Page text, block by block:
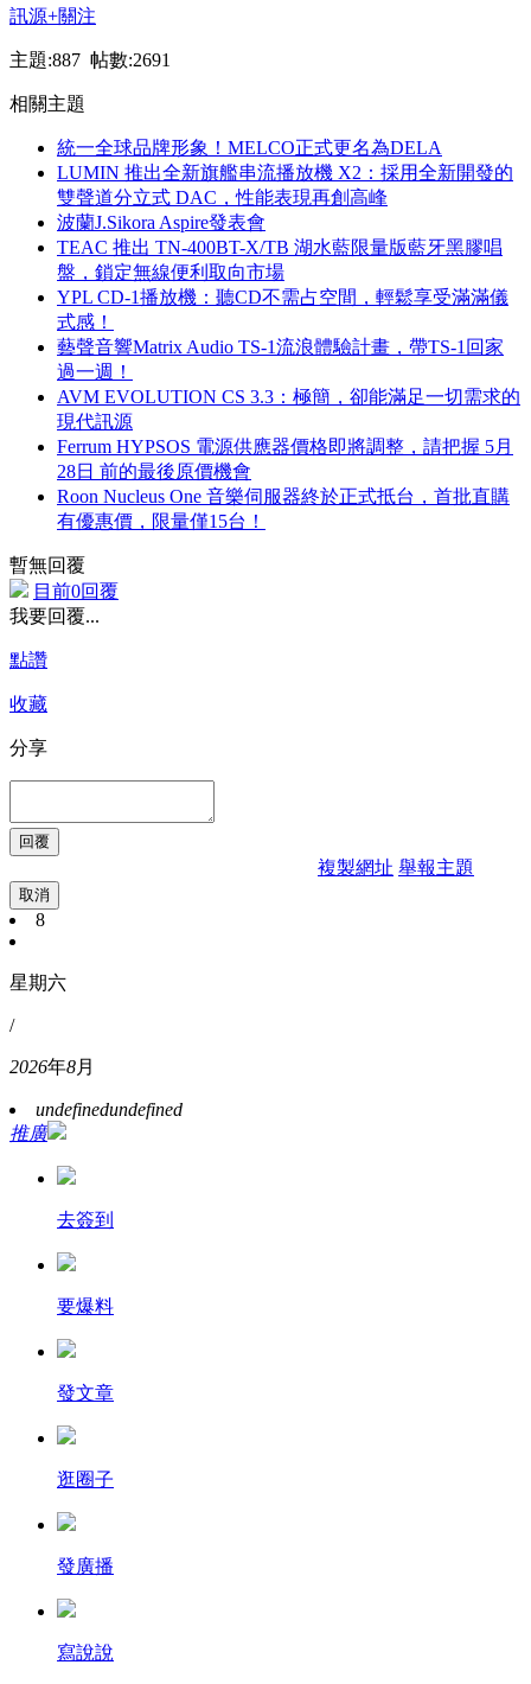
訊源+關注
主題:887 帖數:2691
相關主題
統一全球品牌形象！MELCO正式更名為DELA
LUMIN 推出全新旗艦串流播放機 X2：採用全新開發的
雙聲道分立式 DAC，性能表現再創高峰
波蘭J.Sikora Aspire發表會
TEAC 推出 TN-400BT-X/TB 湖水藍限量版藍牙黑膠唱
盤，鎖定無線便利取向市場
YPL CD-1播放機：聽CD不需占空間，輕鬆享受滿滿儀
式感！
藝聲音響Matrix Audio TS-1流浪體驗計畫，帶TS-1回家
過一週！
AVM EVOLUTION CS 3.3：極簡，卻能滿足一切需求的
現代訊源
Ferrum HYPSOS 電源供應器價格即將調整，請把握 5月
28日 前的最後原價機會
Roon Nucleus One 音樂伺服器終於正式抵台，首批直購
有優惠價，限量僅15台！
暫無回覆
目前0回覆
我要回覆...
點讚
收藏
分享
複製網址 舉報主題
取消
8
星期六
/
2026年8月
undefinedundefined
推廣
去簽到
要爆料
發文章
逛圈子
發廣播
寫說說